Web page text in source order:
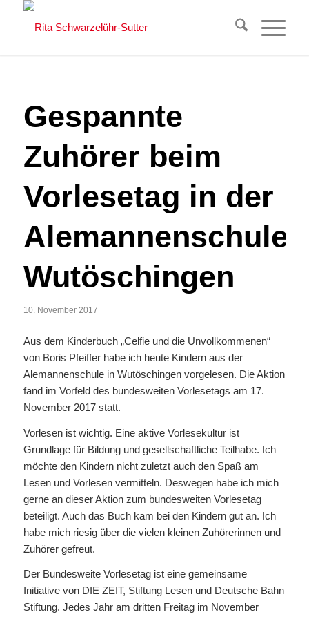
Gespannte
Zuhörer beim
Vorlesetag in der
Alemannenschule
Wutöschingen
10. November 2017
Aus dem Kinderbuch „Celfie und die Unvollkommenen“
von Boris Pfeiffer habe ich heute Kindern aus der
Alemannenschule in Wutöschingen vorgelesen. Die Aktion
fand im Vorfeld des bundesweiten Vorlesetags am 17.
November 2017 statt.
Vorlesen ist wichtig. Eine aktive Vorlesekultur ist
Grundlage für Bildung und gesellschaftliche Teilhabe. Ich
möchte den Kindern nicht zuletzt auch den Spaß am
Lesen und Vorlesen vermitteln. Deswegen habe ich mich
gerne an dieser Aktion zum bundesweiten Vorlesetag
beteiligt. Auch das Buch kam bei den Kindern gut an. Ich
habe mich riesig über die vielen kleinen Zuhörerinnen und
Zuhörer gefreut.
Der Bundesweite Vorlesetag ist eine gemeinsame
Initiative von DIE ZEIT, Stiftung Lesen und Deutsche Bahn
Stiftung. Jedes Jahr am dritten Freitag im November